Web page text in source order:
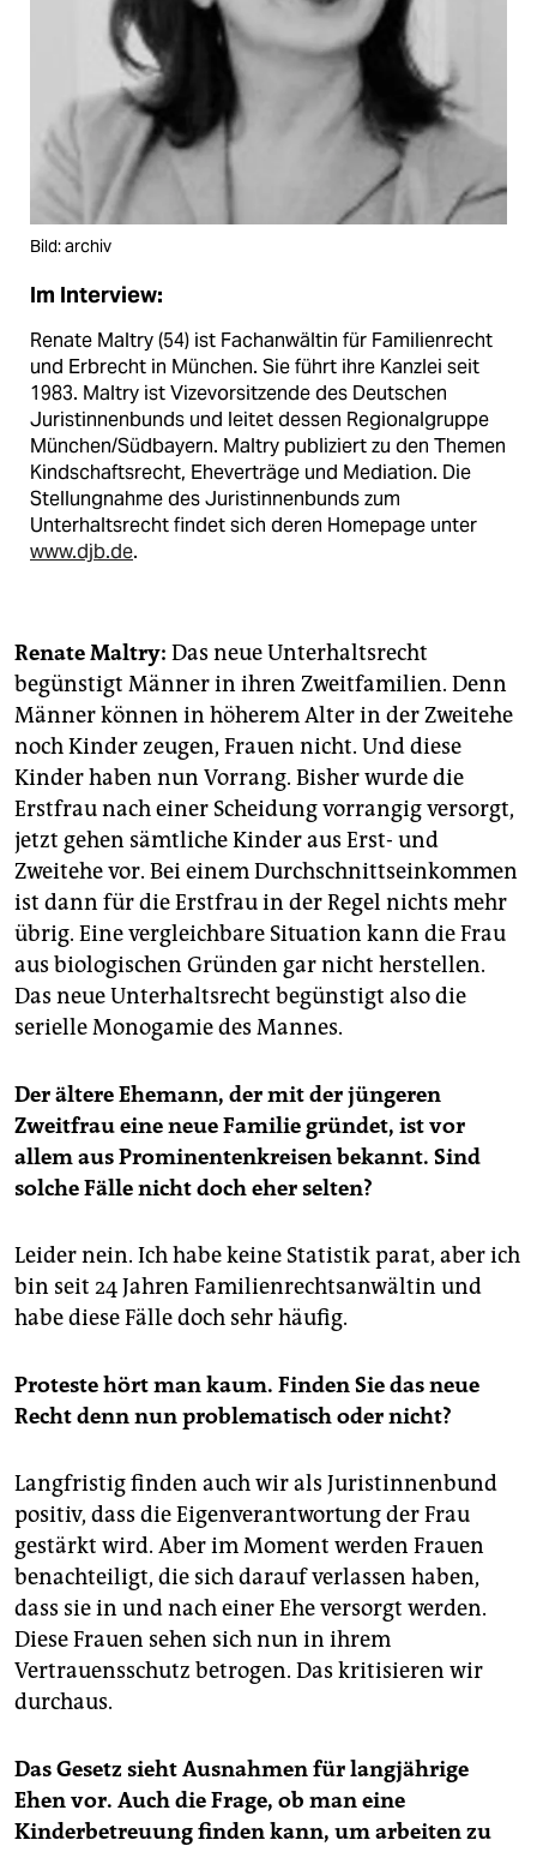
Bild: archiv
Im Interview:
Renate Maltry (54) ist Fachanwältin für Familienrecht
und Erbrecht in München. Sie führt ihre Kanzlei seit
1983. Maltry ist Vizevorsitzende des Deutschen
Juristinnenbunds und leitet dessen Regionalgruppe
München/Südbayern. Maltry publiziert zu den Themen
Kindschaftsrecht, Eheverträge und Mediation. Die
Stellungnahme des Juristinnenbunds zum
Unterhaltsrecht findet sich deren Homepage unter
www.djb.de.
Renate Maltry: Das neue Unterhaltsrecht
begünstigt Männer in ihren Zweitfamilien. Denn
Männer können in höherem Alter in der Zweitehe
noch Kinder zeugen, Frauen nicht. Und diese
Kinder haben nun Vorrang. Bisher wurde die
Erstfrau nach einer Scheidung vorrangig versorgt,
jetzt gehen sämtliche Kinder aus Erst- und
Zweitehe vor. Bei einem Durchschnittseinkommen
ist dann für die Erstfrau in der Regel nichts mehr
übrig. Eine vergleichbare Situation kann die Frau
aus biologischen Gründen gar nicht herstellen.
Das neue Unterhaltsrecht begünstigt also die
serielle Monogamie des Mannes.
Der ältere Ehemann, der mit der jüngeren
Zweitfrau eine neue Familie gründet, ist vor
allem aus Prominentenkreisen bekannt. Sind
solche Fälle nicht doch eher selten?
Leider nein. Ich habe keine Statistik parat, aber ich
bin seit 24 Jahren Familienrechtsanwältin und
habe diese Fälle doch sehr häufig.
Proteste hört man kaum. Finden Sie das neue
Recht denn nun problematisch oder nicht?
Langfristig finden auch wir als Juristinnenbund
positiv, dass die Eigenverantwortung der Frau
gestärkt wird. Aber im Moment werden Frauen
benachteiligt, die sich darauf verlassen haben,
dass sie in und nach einer Ehe versorgt werden.
Diese Frauen sehen sich nun in ihrem
Vertrauensschutz betrogen. Das kritisieren wir
durchaus.
Das Gesetz sieht Ausnahmen für langjährige
Ehen vor. Auch die Frage, ob man eine
Kinderbetreuung finden kann, um arbeiten zu